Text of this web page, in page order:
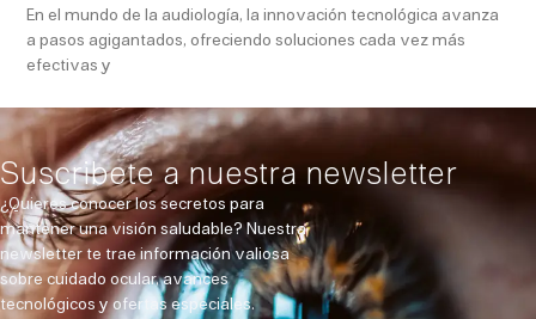
En el mundo de la audiología, la innovación tecnológica avanza
a pasos agigantados, ofreciendo soluciones cada vez más
efectivas y
Suscribete a nuestra newsletter
¿Quieres conocer los secretos para
mantener una visión saludable? Nuestra
newsletter te trae información valiosa
sobre cuidado ocular, avances
tecnológicos y ofertas especiales.